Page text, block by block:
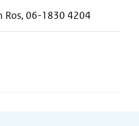
Ros, 06-1830 4204